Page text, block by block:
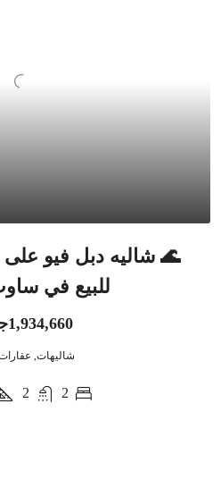
🌊 شاليه دبل فيو على
للبيع في
1,934,660جـ . م
شاليهات,
2
2